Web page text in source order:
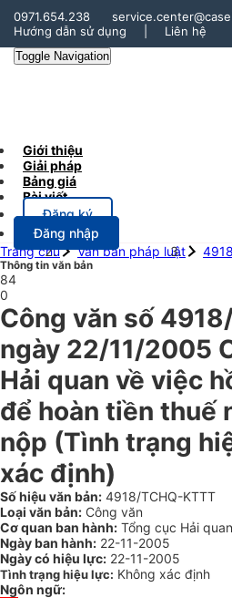
0971.654.238
Hướng dẫn sử dụng
Liên hệ
Toggle Navigation
Giới thiệu
Giải pháp
Bảng giá
Bài viết
Đăng ký
Đăng nhập
Trang chủ
Văn bản pháp luật
Thông tin văn bản
84
0
Công văn số
ngày 22/11/2005
Hải quan về việc
để hoàn tiền thuế
nộp (Tình trạng
xác định)
Số hiệu văn bản: 4918/TCHQ-KTTT
Loại văn bản: Công văn
Cơ quan ban hành: Tổng cục Hải quan
Ngày ban hành: 22-11-2005
Ngày có hiệu lực: 22-11-2005
Tình trạng hiệu lực: Không xác định
Ngôn ngữ: